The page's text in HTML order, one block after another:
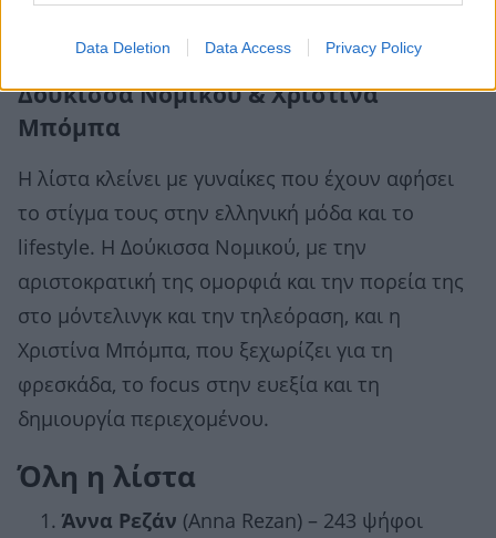
Data Deletion Data Access Privacy Policy
ομορφιά με το προφίλ μιας δυναμικής action-
heroine στην αμερικανική τηλεόραση.
Δούκισσα Νομικού & Χριστίνα
Μπόμπα
Η λίστα κλείνει με γυναίκες που έχουν αφήσει
το στίγμα τους στην ελληνική μόδα και το
lifestyle. Η Δούκισσα Νομικού, με την
αριστοκρατική της ομορφιά και την πορεία της
στο μόντελινγκ και την τηλεόραση, και η
Χριστίνα Μπόμπα, που ξεχωρίζει για τη
φρεσκάδα, το focus στην ευεξία και τη
δημιουργία περιεχομένου.
Όλη η λίστα
Άννα Ρεζάν (Anna Rezan) – 243 ψήφοι